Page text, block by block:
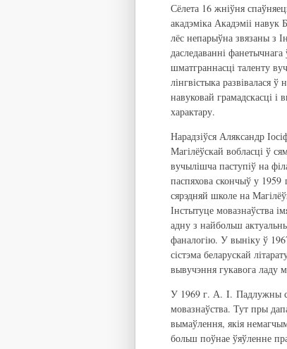
Сёлета 16 жніўня
акадэміка Акадэміі навук
лёс непарыўна звязаны з
даследаванні
шматграннасці таленту
лінгвістыка развівалася
навуковай грамадскасці
характару.
Нарадзіўся Аляксандр
Магілёўскай вобласці ў
вучылішча паступіў на
паспяхова скончыў у 1959
сярэдняй школе на
Інстытуце мовазнаўства
адну з найбольш
фаналогію. У выніку ў
сістэма беларускай
вывучэння гукавога ладу
У 1969 г. А. I. Падлужны
мовазнаўства. Тут пры
вымаўлення, якія
больш поўнае ўяўленне